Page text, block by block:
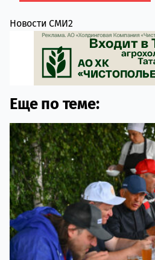
Новости СМИ2
Еще по теме: